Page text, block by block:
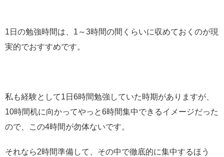
1日の勉強時間は、1～3時間の間くらいに収めておくのが現
実的でおすすめです。
私も経験として1日6時間勉強していた時期がありますが、
10時間机に向かってやっと6時間集中できるイメージだった
ので、この4時間が勿体ないです。
それなら2時間準備して、その中で徹底的に集中するほう